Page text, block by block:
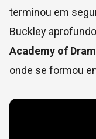
terminou em
Buckley
Academy of
onde se formou